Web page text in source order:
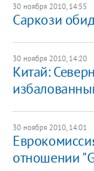
30 ноября 2010, 14:55
Саркози
30 ноября 2010, 14:20
Китай:
30 ноября 2010, 14:01
отношении